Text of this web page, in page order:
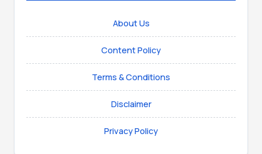
About Us
Content Policy
Terms & Conditions
Disclaimer
Privacy Policy